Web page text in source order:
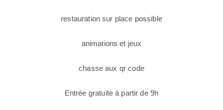
restauration sur place possible
animations et jeux
chasse aux qr code
Entrée gratuite à partir de 9h